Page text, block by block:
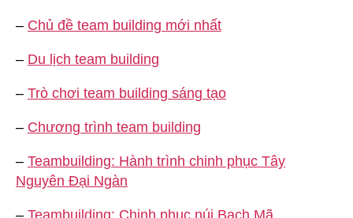
– Chủ đề team building mới nhất
– Du lịch team building
– Trò chơi team building sáng tạo
– Chương trình team building
– Teambuilding: Hành trình chinh phục Tây
Nguyên Đại Ngàn
– Teambuilding: Chinh phục núi Bạch Mã